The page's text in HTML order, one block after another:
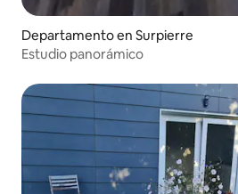
Departamento en Surpierre
Estudio panorámico